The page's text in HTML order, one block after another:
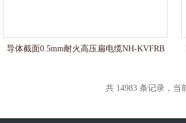
意哪些问题？
导体截面0.5mm耐火高压扁电缆NH-KVFRB
共 14983 条记录，当